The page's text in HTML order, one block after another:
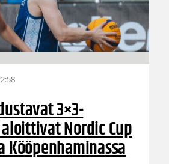
3×3-
Nordic Cup
Kööpenhaminassa